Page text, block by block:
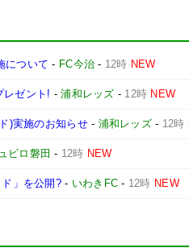
について - FC今治 - 12時 NEW
レゼント! -浦和レッズ - 12時 NEW
)実施のお知らせ- 浦和レッズ- 12時
ビロ磐田 - 12時 NEW
」を公開?- いわきFC - 12時 NEW